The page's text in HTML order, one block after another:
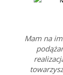
Mam na